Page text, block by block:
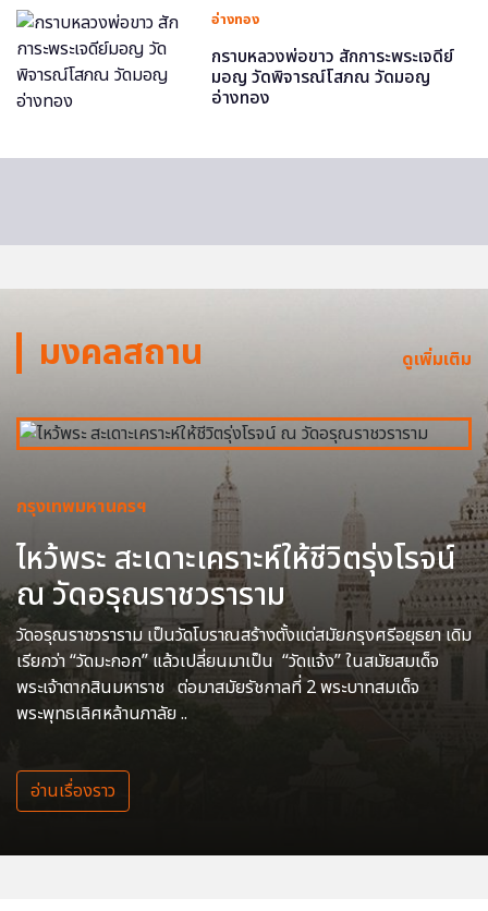
อ่างทอง
กราบหลวงพ่อขาว สักการะพระเจดีย์
มอญ วัดพิจารณ์โสภณ วัดมอญ
อ่างทอง
มงคลสถาน ดูเพิ่มเติม
กรุงเทพมหานครฯ
ไหว้พระ สะเดาะเคราะห์ให้ชีวิตรุ่งโรจน์
ณ วัดอรุณราชวราราม
วัดอรุณราชวราราม เป็นวัดโบราณสร้างตั้งแต่สมัยกรุงศรีอยุธยา เดิม
เรียกว่า “วัดมะกอก” แล้วเปลี่ยนมาเป็น “วัดแจ้ง” ในสมัยสมเด็จ
พระเจ้าตากสินมหาราช ต่อมาสมัยรัชกาลที่ 2 พระบาทสมเด็จ
พระพุทธเลิศหล้านภาลัย ..
อ่านเรื่องราว